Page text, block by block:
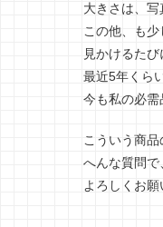
大きさは、
この他、も
見かけるたび
最近5年くら
今も私の必需
こういう商品
へんな質問で
よろしくお願